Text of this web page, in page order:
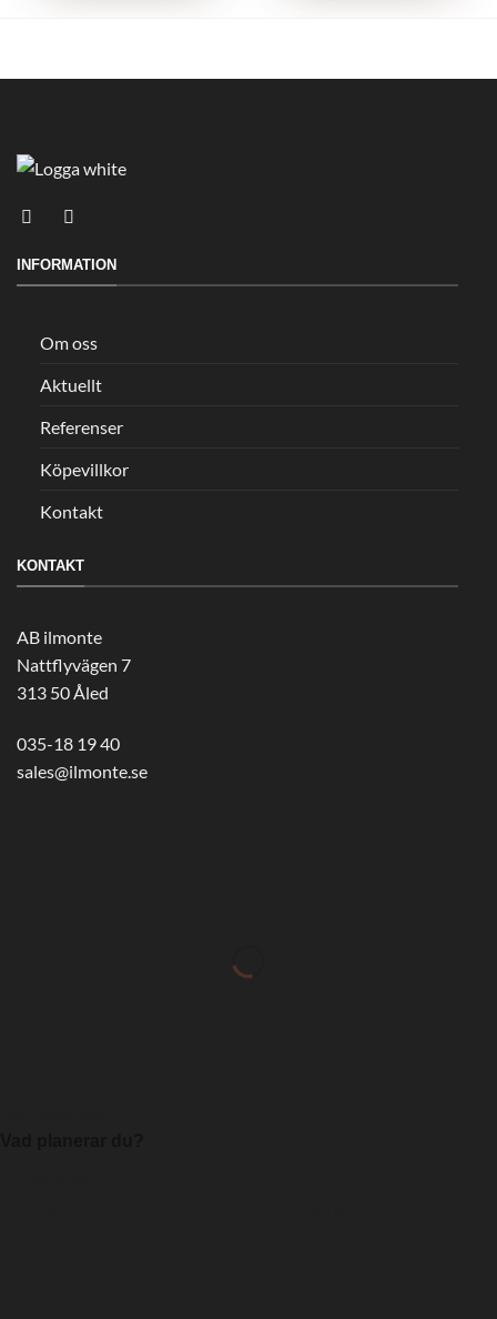
INFORMATION
Om oss
Aktuellt
Referenser
Köpevillkor
Kontakt
KONTAKT
AB ilmonte
Nattflyvägen 7
313 50 Åled
035-18 19 40
sales@ilmonte.se